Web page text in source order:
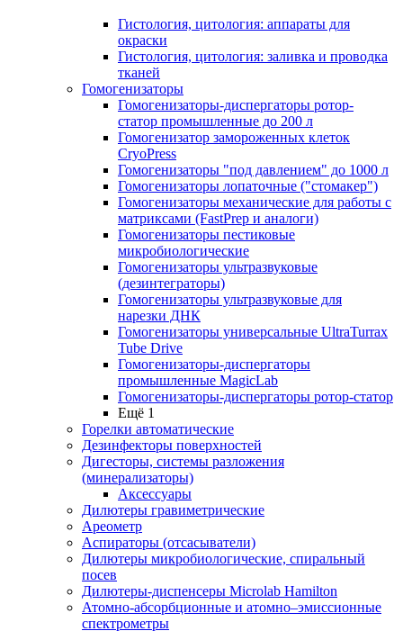
Гистология, цитология: аппараты для
окраски
Гистология, цитология: заливка и проводка
тканей
Гомогенизаторы
Гомогенизаторы-диспергаторы ротор-
статор промышленные до 200 л
Гомогенизатор замороженных клеток
CryoPress
Гомогенизаторы "под давлением" до 1000 л
Гомогенизаторы лопаточные ("стомакер")
Гомогенизаторы механические для работы с
матриксами (FastPrep и аналоги)
Гомогенизаторы пестиковые
микробиологические
Гомогенизаторы ультразвуковые
(дезинтеграторы)
Гомогенизаторы ультразвуковые для
нарезки ДНК
Гомогенизаторы универсальные UltraTurrax
Tube Drive
Гомогенизаторы-диспергаторы
промышленные MagicLab
Гомогенизаторы-диспергаторы ротор-статор
Ещё 1
Горелки автоматические
Дезинфекторы поверхностей
Дигесторы, системы разложения
(минерализаторы)
Аксессуары
Дилютеры гравиметрические
Ареометр
Аспираторы (отсасыватели)
Дилютеры микробиологические, спиральный
посев
Дилютеры-диспенсеры Microlab Hamilton
Атомно-абсорбционные и атомно–эмиссионные
спектрометры